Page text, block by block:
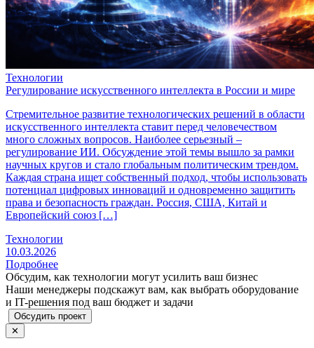
Технологии
Регулирование искусственного интеллекта в России и мире
Стремительное развитие технологических решений в области
искусственного интеллекта ставит перед человечеством
много сложных вопросов. Наиболее серьезный –
регулирование ИИ. Обсуждение этой темы вышло за рамки
научных кругов и стало глобальным политическим трендом.
Каждая страна ищет собственный подход, чтобы использовать
потенциал цифровых инноваций и одновременно защитить
права и безопасность граждан. Россия, США, Китай и
Европейский союз […]
Технологии
10.03.2026
Подробнее
Обсудим, как технологии могут усилить ваш бизнес
Наши менеджеры подскажут вам, как выбрать оборудование
и IT-решения под ваш бюджет и задачи
Обсудить проект
✕